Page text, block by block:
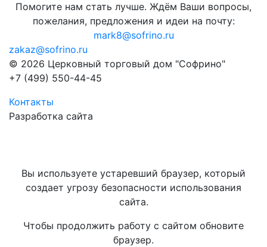
Помогите нам стать лучше. Ждём Ваши вопросы,
пожелания, предложения и идеи на почту:
mark8@sofrino.ru
zakaz@sofrino.ru
© 2026 Церковный торговый дом "Софрино"
+7 (499) 550-44-45
Контакты
Разработка сайта
Вы используете устаревший браузер, который
создает угрозу безопасности использования
сайта.
Чтобы продолжить работу с сайтом обновите
браузер.